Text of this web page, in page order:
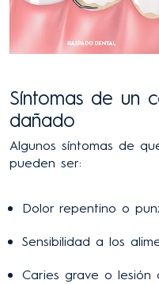
Síntomas de un
dañado
Algunos síntomas de
pueden ser:
Dolor repentino o
Sensibilidad a los
Caries grave o lesión